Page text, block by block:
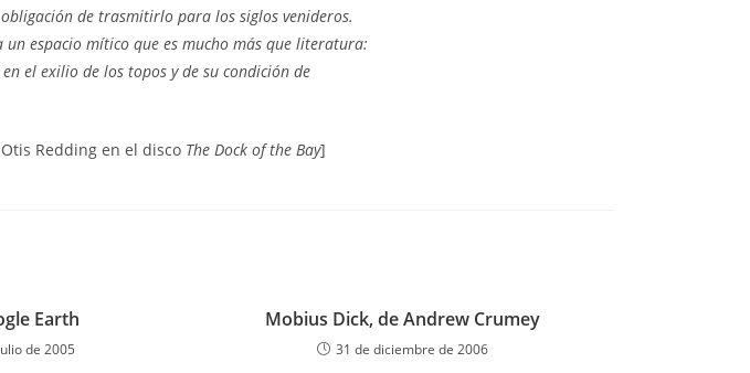
de trasmitirlo para los siglos venideros.
espacio mítico que es mucho más que literatura:
el exilio de los topos y de su condición de
Redding en el disco The Dock of the Bay]
Earth
de 2005
Mobius Dick, de Andrew Crumey
31 de diciembre de 2006